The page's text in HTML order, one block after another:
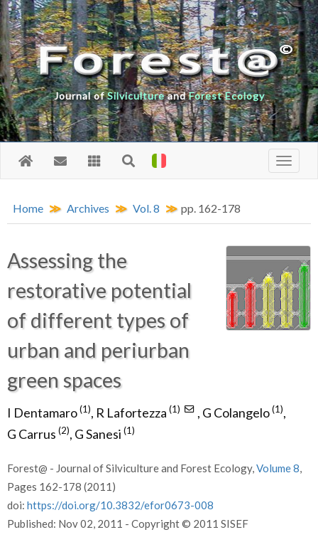
Journal ofSilvicultureandForest Ecology
Home Archives Vol. 8 pp. 162-178
Assessing the
restorative potential
of different types of
urban and periurban
green spaces
I Dentamaro(1), R Lafortezza (1) , G Colangelo(1),
G Carrus (2), G Sanesi (1)
Forest@ - Journal of Silviculture and Forest Ecology,Volume 8,
Pages 162-178 (2011)
doi: https://doi.org/10.3832/efor0673-008
Published: Nov 02, 2011 - Copyright © 2011 SISEF